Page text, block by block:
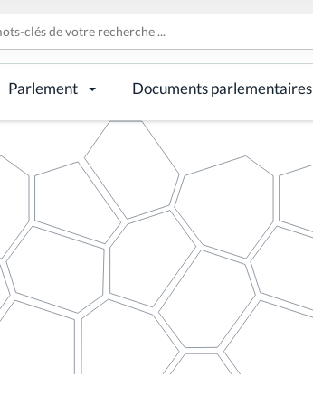
Parlement Documents parlementaires